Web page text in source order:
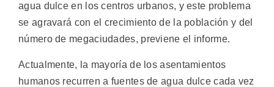
agua dulce en los centros urbanos, y este problema
se agravará con el crecimiento de la población y del
número de megaciudades, previene el informe.
Actualmente, la mayoría de los asentamientos
humanos recurren a fuentes de agua dulce cada vez